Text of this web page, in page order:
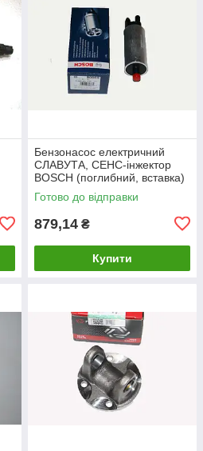
Бензонасос електричний
СЛАВУТА, СЕНС-інжектор
BOSСH (поглибний, вставка)
заз 1103 паливний насос
Готово до відправки
879,14 ₴
Купити